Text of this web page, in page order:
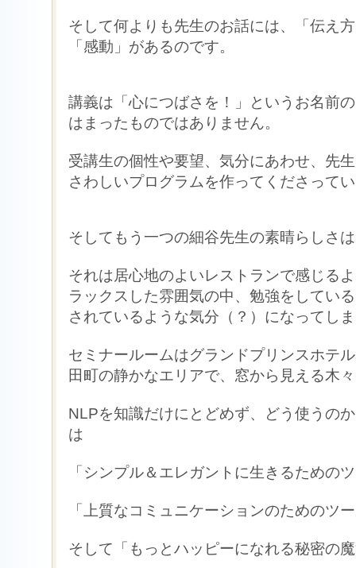
そして何よりも先生のお話には、「伝え
「感動」があるのです。
講義は「心につばさを！」というお名前
はまったものではありません。
受講生の個性や要望、気分にあわせ、先
さわしいプログラムを作ってくださって
そしてもう一つの細谷先生の素晴らしさ
それは居心地のよいレストランで感じる
ラックスした雰囲気の中、勉強をしてい
されているような気分（？）になってし
セミナールームはグランドプリンスホテ
田町の静かなエリアで、窓から見える木
NLPを知識だけにとどめず、どう使うの
は
「シンプル＆エレガントに生きるための
「上質なコミュニケーションのためのツ
そして「もっとハッピーになれる秘密の